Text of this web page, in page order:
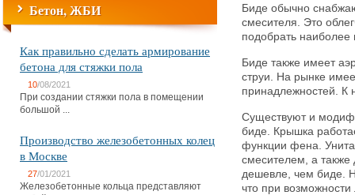
Бетон, ЖБИ
Как правильно сделать армирование
бетона для стяжки пола
10/08/2021
При создании стяжки пола в помещении
большой ...
Производство железобетонных колец
в Москве
27/01/2021
Железобетонные кольца представляют
Биде обычно
смесителя. Это
подобрать
Биде также имеет
струи. На рынке
принадлежностей. К
Существуют и
биде. Крышка
функции фена.
смесителем, а
дешевле, чем биде.
что при